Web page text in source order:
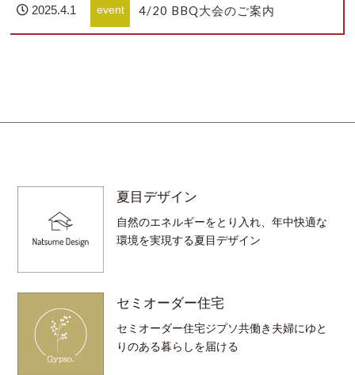
2025.4.1 event 4/20 BBQ大会のご案内
夏目デザイン
自然のエネルギーをとり入れ、年中快適な
環境を実現する夏目デザイン
セミオーダー住宅
セミオーダー住宅ジプソ共働き夫婦にゆと
りのある暮らしを届ける